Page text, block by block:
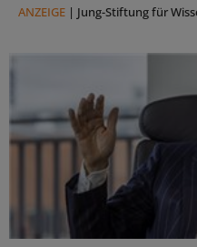
ANZEIGE | Jung-Stiftung für